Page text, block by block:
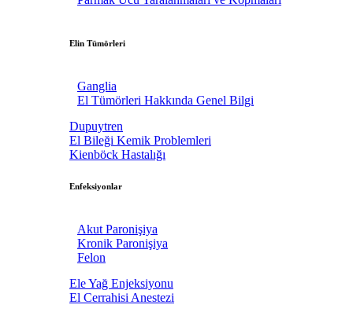
Elin Tümörleri
Ganglia
El Tümörleri Hakkında Genel Bilgi
Dupuytren
El Bileği Kemik Problemleri
Kienböck Hastalığı
Enfeksiyonlar
Akut Paronişiya
Kronik Paronişiya
Felon
Ele Yağ Enjeksiyonu
El Cerrahisi Anestezi